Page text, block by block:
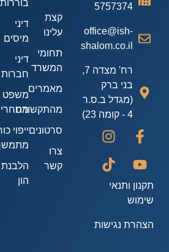
5757374
office@ish-
shalom.co.il
רח' מצדה 7,
בני ברק
(מגדל ב.ס.ר
תקנון ותנאי
שימוש
הצהרת נגישות
קצת
עלינו
תחומי
המשרד
מאמרים
מהתקשורת
סרטונים
קשר
בוררות
מיסים
דיני
חברות
משפט
מסחרי
ייפוי כוח
מתמשך
הלבנת